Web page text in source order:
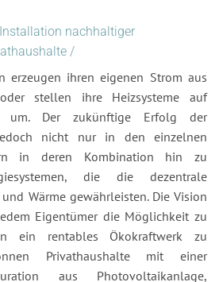
nachhaltiger
/
erzeugen ihren eigenen Strom aus
stellen ihre Heizsysteme auf
um. Der zukünftige Erfolg der
nicht nur in den einzelnen
in deren Kombination hin zu
die die dezentrale
Wärme gewährleisten. Die Vision
Eigentümer die Möglichkeit zu
ein rentables Ökokraftwerk zu
Privathaushalte mit einer
aus Photovoltaikanlage,